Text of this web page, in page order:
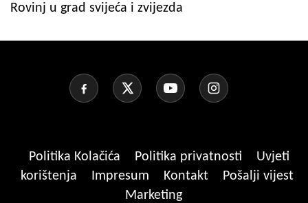
Rovinj u grad svijeća i zvijezda
Politika Kolačića Politika privatnosti
Uvjeti
korištenja
Impresum Kontakt
Pošalji vijest
Marketing